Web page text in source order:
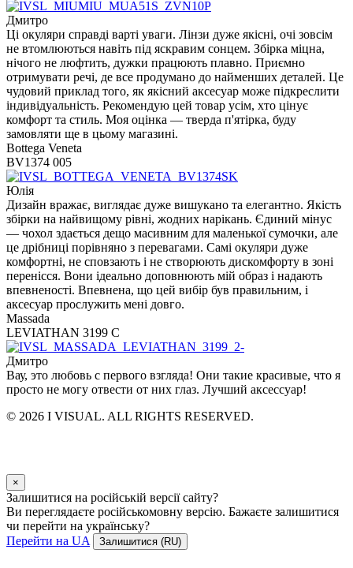
Дмитро
Ці окуляри справді варті уваги. Лінзи дуже якісні, очі зовсім
не втомлюються навіть під яскравим сонцем. Збірка міцна,
нічого не люфтить, дужки працюють плавно. Приємно
отримувати речі, де все продумано до найменших деталей. Це
чудовий приклад того, як якісний аксесуар може підкреслити
індивідуальність. Рекомендую цей товар усім, хто цінує
комфорт та стиль. Моя оцінка — тверда п'ятірка, буду
замовляти ще в цьому магазині.
Bottega Veneta
BV1374 005
Юлія
Дизайн вражає, виглядає дуже вишукано та елегантно. Якість
збірки на найвищому рівні, жодних нарікань. Єдиний мінус
— чохол здається дещо масивним для маленької сумочки, але
це дрібниці порівняно з перевагами. Самі окуляри дуже
комфортні, не сповзають і не створюють дискомфорту в зоні
перенісся. Вони ідеально доповнюють мій образ і надають
впевненості. Впевнена, що цей вибір був правильним, і
аксесуар прослужить мені довго.
Massada
LEVIATHAN 3199 C
Дмитро
Вау, это любовь с первого взгляда! Они такие красивые, что я
просто не могу отвести от них глаз. Лучший аксессуар!
© 2026 I VISUAL. ALL RIGHTS RESERVED.
×
Залишитися на російській версії сайту?
Ви переглядаєте російськомовну версію. Бажаєте залишитися
чи перейти на українську?
Перейти на UA
Залишитися (RU)